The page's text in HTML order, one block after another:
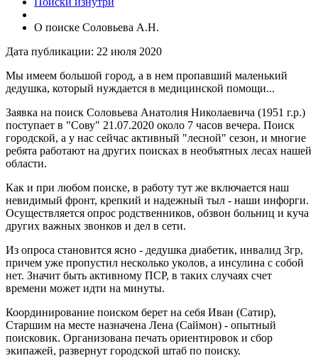
О поиске Соловьева А.Н.
Дата публикации: 22 июля 2020
Мы имеем большой город, а в нем пропавший маленький
дедушка, который нуждается в медицинской помощи...
Заявка на поиск Соловьева Анатолия Николаевича (1951 г.р.)
поступает в "Сову" 21.07.2020 около 7 часов вечера. Поиск
городской, а у нас сейчас активный "лесной" сезон, и многие
ребята работают на других поисках в необъятных лесах нашей
области.
Как и при любом поиске, в работу тут же включается наш
невидимый фронт, крепкий и надежный тыл - наши инфорги.
Осуществляется опрос родственников, обзвон больниц и куча
других важных звонков и дел в сети.
Из опроса становится ясно - дедушка диабетик, инвалид 3гр,
причем уже пропустил несколько уколов, а инсулина с собой
нет. Значит быть активному ПСР, в таких случаях счет
времени может идти на минуты.
Координирование поиском берет на себя Иван (Сатир),
Старшим на месте назначена Лена (Саймон) - опытный
поисковик. Организована печать ориентировок и сбор
экипажей, развернут городской штаб по поиску.